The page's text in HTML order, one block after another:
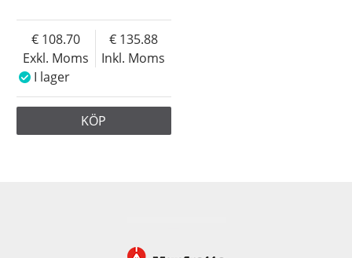
Exkl. Moms
108.70
Inkl. Moms
135.88
I lager
KÖP